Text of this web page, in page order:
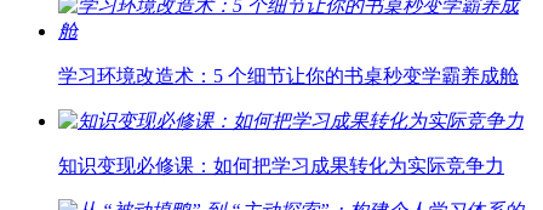
学习环境改造术：5 个细节让你的书桌秒变学霸养成舱
知识变现必修课：如何把学习成果转化为实际竞争力